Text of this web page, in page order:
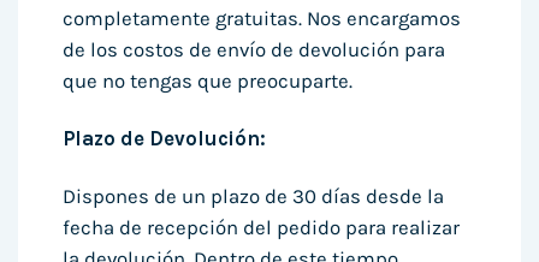
completamente gratuitas. Nos encargamos
de los costos de envío de devolución para
que no tengas que preocuparte.
Plazo de Devolución:
Dispones de un plazo de 30 días desde la
fecha de recepción del pedido para realizar